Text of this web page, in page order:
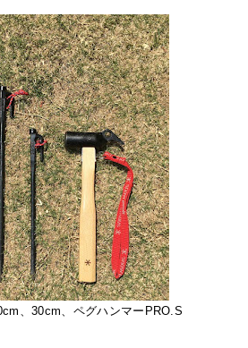
、30cm、ペグハンマーPRO.S